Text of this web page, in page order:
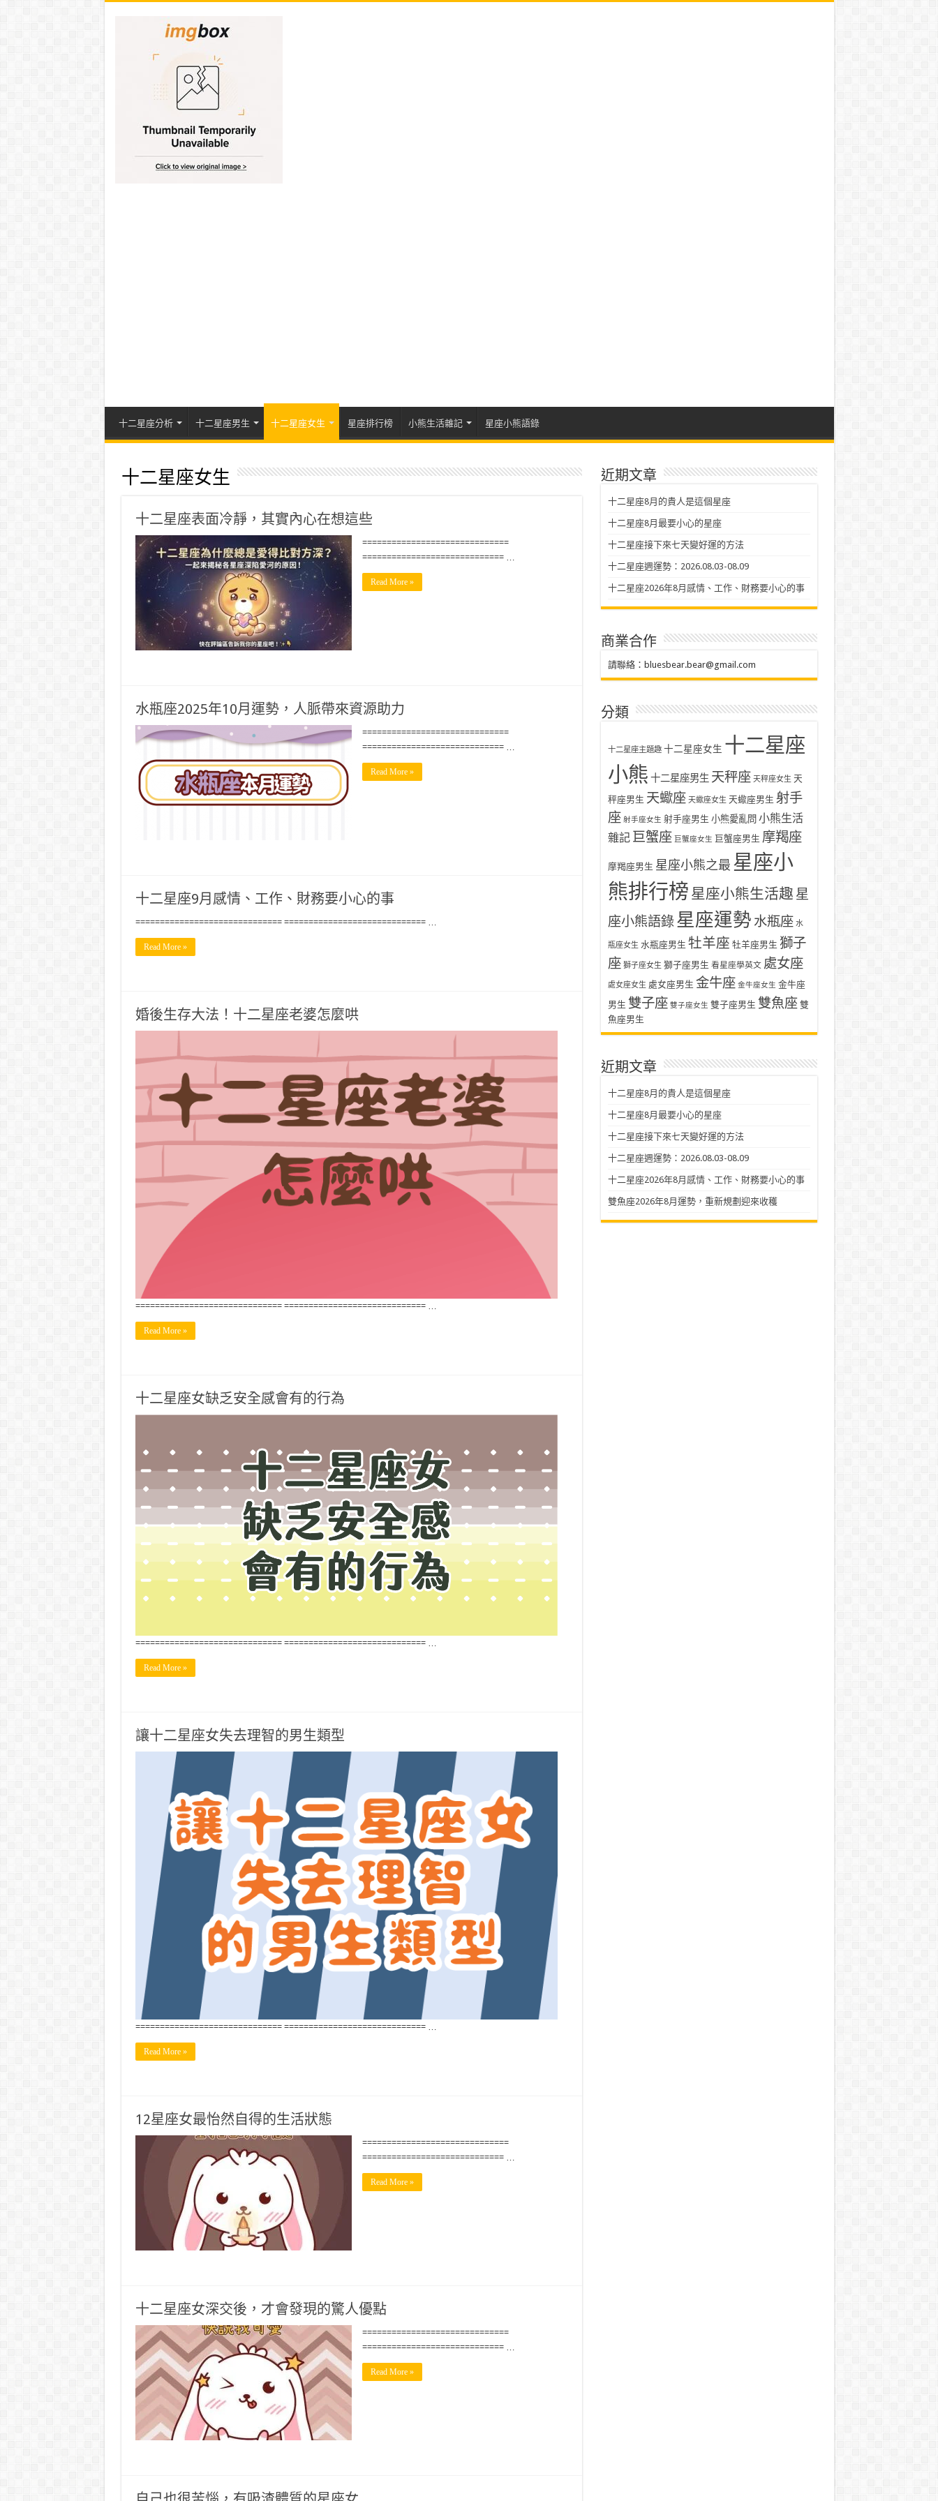
十二星座分析 十二星座男生 十二星座女生 星座排行榜 小熊生活雜記 星座小熊語錄
十二星座女生
十二星座表面冷靜，其實內心在想這些
==============================
============================= …
Read More »
水瓶座2025年10月運勢，人脈帶來資源助力
==============================
============================= …
Read More »
十二星座9月感情、工作、財務要小心的事
============================== ============================= …
Read More »
婚後生存大法！十二星座老婆怎麼哄
============================== ============================= …
Read More »
十二星座女缺乏安全感會有的行為
============================== ============================= …
Read More »
讓十二星座女失去理智的男生類型
============================== ============================= …
Read More »
12星座女最怡然自得的生活狀態
==============================
============================= …
Read More »
十二星座女深交後，才會發現的驚人優點
==============================
============================= …
Read More »
近期文章
十二星座8月的貴人是這個星座
十二星座8月最要小心的星座
十二星座接下來七天變好運的方法
十二星座週運勢：2026.08.03-08.09
十二星座2026年8月感情、工作、財務要小心的事
商業合作
請聯絡： bluesbear.bear@gmail.com
分類
十二星座主題趣 十二星座女生 十二星座
小熊 十二星座男生 天秤座 天秤座女生 天
秤座男生 天蠍座 天蠍座女生 天蠍座男生 射手
座 射手座女生 射手座男生 小熊愛亂問 小熊生活
雜記 巨蟹座 巨蟹座女生 巨蟹座男生 摩羯座
摩羯座男生 星座小熊之最 星座小
熊排行榜 星座小熊生活趣 星
座小熊語錄星座運勢 水瓶座 水
瓶座女生 水瓶座男生 牡羊座 牡羊座男生 獅子
座 獅子座女生 獅子座男生 看星座學英文 處女座
處女座女生 處女座男生 金牛座 金牛座女生 金牛座
男生 雙子座 雙子座女生 雙子座男生 雙魚座 雙
魚座男生
近期文章
十二星座8月的貴人是這個星座
十二星座8月最要小心的星座
十二星座接下來七天變好運的方法
十二星座週運勢：2026.08.03-08.09
十二星座2026年8月感情、工作、財務要小心的事
雙魚座2026年8月運勢，重新規劃迎來收穫